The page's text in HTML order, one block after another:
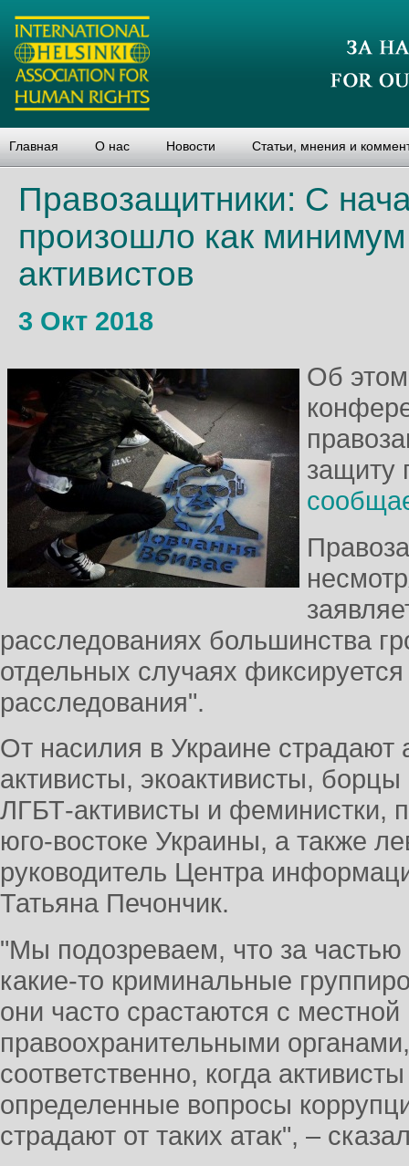
Главная О нас Новости Статьи, мнения и
Правозащитники: С
произошло как
активистов
3 Окт 2018
Об
защиту
расследованиях большинства
отдельных случаях
расследования".
От насилия в Украине страдают
активисты, экоактивисты, борцы
ЛГБТ-активисты и феминистки,
юго-востоке Украины, а также
руководитель Центра
Татьяна Печончик.
"Мы подозреваем, что за частью
какие-то криминальные
они часто срастаются с
правоохранительными
соответственно, когда
определенные вопросы
страдают от таких атак", –